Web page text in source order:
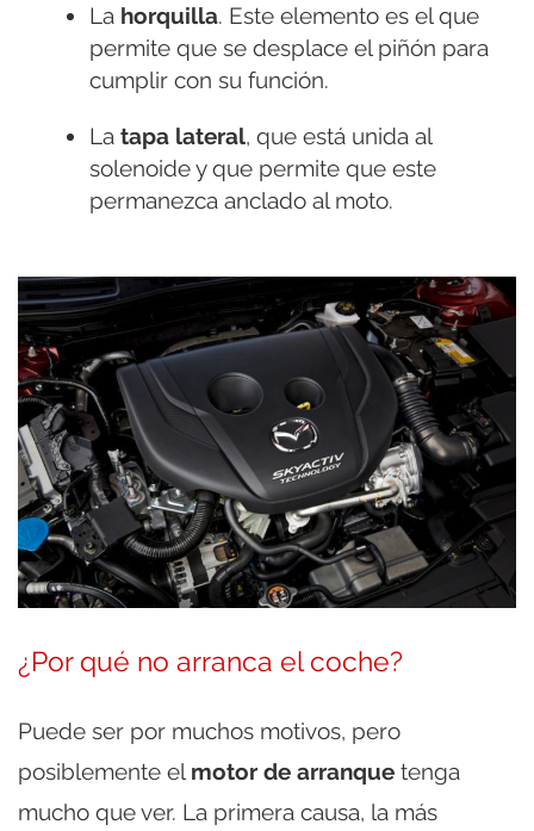
La horquilla. Este elemento es el que
permite que se desplace el piñón para
cumplir con su función.
La tapa lateral, que está unida al
solenoide y que permite que este
permanezca anclado al moto.
¿Por qué no arranca el coche?
Puede ser por muchos motivos, pero
posiblemente el motor de arranque tenga
mucho que ver. La primera causa, la más